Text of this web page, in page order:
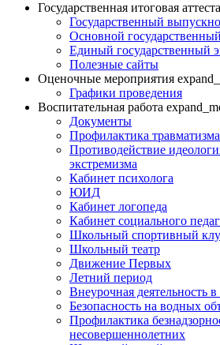
Государственная итоговая
Государственный
Основной
Единый государственный
Полезные сайты
Оценочные мероприятия
Графики проведения
Воспитательная работа
Документы
Профилактика травматизма
Противодействие
экстремизма
Кабинет психолога
ЮИД
Кабинет логопеда
Кабинет социального
Школьный спортивный
Школьный театр
Движение Первых
Летний период
Внеурочная деятельность
Безопасность на водных
Профилактика
несовершеннолетних